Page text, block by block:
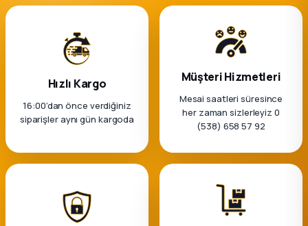
Hızlı Kargo
16:00’dan önce verdiğiniz
siparişler aynı gün kargoda
Müşteri Hizmetleri
Mesai saatleri süresince
her zaman sizlerleyiz 0
(538) 658 57 92